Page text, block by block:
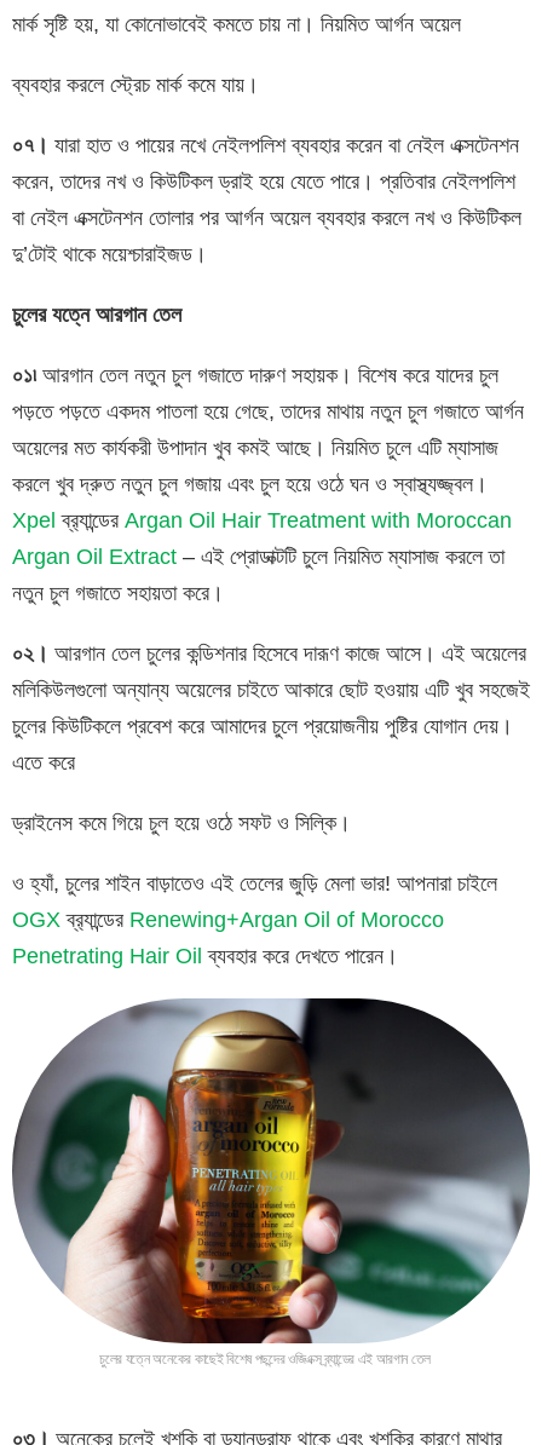
মার্ক সৃষ্টি হয়, যা কোনোভাবেই কমতে চায় না। নিয়মিত আর্গন অয়েল
ব্যবহার করলে স্ট্রেচ মার্ক কমে যায়।
০৭। যারা হাত ও পায়ের নখে নেইলপলিশ ব্যবহার করেন বা নেইল এক্সটেনশন
করেন, তাদের নখ ও কিউটিকল ড্রাই হয়ে যেতে পারে। প্রতিবার নেইলপলিশ
বা নেইল এক্সটেনশন তোলার পর আর্গন অয়েল ব্যবহার করলে নখ ও কিউটিকল
দু’টোই থাকে ময়েশ্চারাইজড।
চুলের যত্নে আরগান তেল
০১৷ আরগান তেল নতুন চুল গজাতে দারুণ সহায়ক। বিশেষ করে যাদের চুল
পড়তে পড়তে একদম পাতলা হয়ে গেছে, তাদের মাথায় নতুন চুল গজাতে আর্গন
অয়েলের মত কার্যকরী উপাদান খুব কমই আছে। নিয়মিত চুলে এটি ম্যাসাজ
করলে খুব দ্রুত নতুন চুল গজায় এবং চুল হয়ে ওঠে ঘন ও স্বাস্থ্যজ্জ্বল।
Xpel ব্র‍্যান্ডের Argan Oil Hair Treatment with Moroccan
Argan Oil Extract – এই প্রোডাক্টটি চুলে নিয়মিত ম্যাসাজ করলে তা
নতুন চুল গজাতে সহায়তা করে।
০২। আরগান তেল চুলের কন্ডিশনার হিসেবে দারূণ কাজে আসে। এই অয়েলের
মলিকিউলগুলো অন্যান্য অয়েলের চাইতে আকারে ছোট হওয়ায় এটি খুব সহজেই
চুলের কিউটিকলে প্রবেশ করে আমাদের চুলে প্রয়োজনীয় পুষ্টির যোগান দেয়।
এতে করে
ড্রাইনেস কমে গিয়ে চুল হয়ে ওঠে সফট ও সিল্কি।
ও হ্যাঁ, চুলের শাইন বাড়াতেও এই তেলের জুড়ি মেলা ভার! আপনারা চাইলে
OGX ব্র‍্যান্ডের Renewing+Argan Oil of Morocco
Penetrating Hair Oil ব্যবহার করে দেখতে পারেন।
চুলের যত্নে অনেকের কাছেই বিশেষ পছন্দের ওজিএক্স ব্র্যান্ডের এই আরগান তেল
০৩। অনেকের চুলেই খুশকি বা ড্যানড্রাফ থাকে এবং খুশকির কারণে মাথার